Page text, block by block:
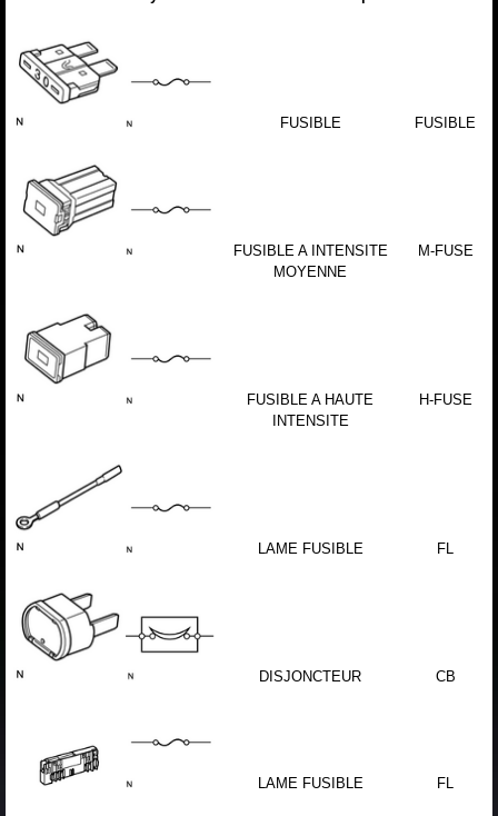
FUSIBLE FUSIBLE
FUSIBLE A INTENSITE
MOYENNE
M-FUSE
FUSIBLE A HAUTE
INTENSITE
H-FUSE
LAME FUSIBLE FL
DISJONCTEUR CB
LAME FUSIBLE FL